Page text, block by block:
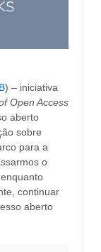
) – iniciativa
Open Access
aberto
sobre
para a
o
continuar
aberto